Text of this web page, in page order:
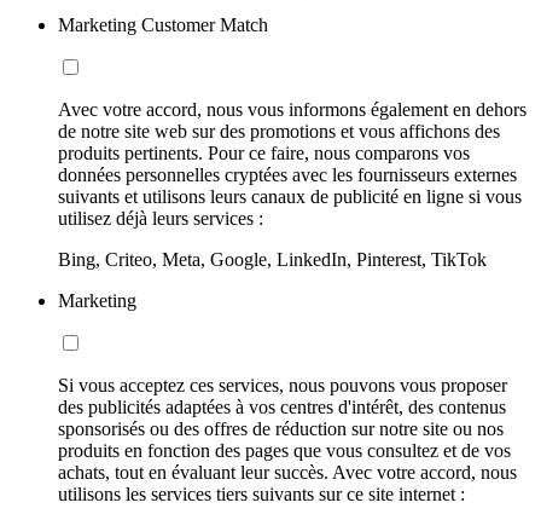
Marketing Customer Match
Avec votre accord, nous vous informons également en dehors
de notre site web sur des promotions et vous affichons des
produits pertinents. Pour ce faire, nous comparons vos
données personnelles cryptées avec les fournisseurs externes
suivants et utilisons leurs canaux de publicité en ligne si vous
utilisez déjà leurs services :
Bing, Criteo, Meta, Google, LinkedIn, Pinterest, TikTok
Marketing
Si vous acceptez ces services, nous pouvons vous proposer
des publicités adaptées à vos centres d'intérêt, des contenus
sponsorisés ou des offres de réduction sur notre site ou nos
produits en fonction des pages que vous consultez et de vos
achats, tout en évaluant leur succès. Avec votre accord, nous
utilisons les services tiers suivants sur ce site internet :